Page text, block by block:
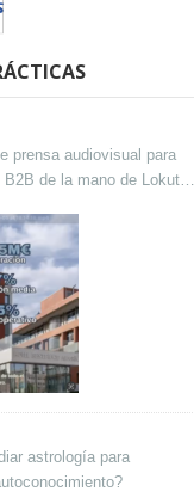
prensa audiovisual para
de la mano de Lokutor
astrología para